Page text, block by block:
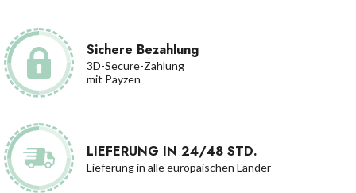
Sichere Bezahlung
3D-Secure-Zahlung
mit Payzen
LIEFERUNG IN 24/48 STD.
Lieferung in alle europäischen Länder